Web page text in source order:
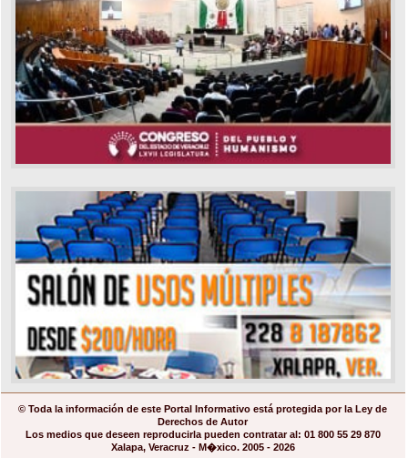
© Toda la información de este Portal Informativo está protegida por la Ley de
Derechos de Autor
Los medios que deseen reproducirla pueden contratar al: 01 800 55 29 870
Xalapa, Veracruz - M�xico. 2005 - 2026